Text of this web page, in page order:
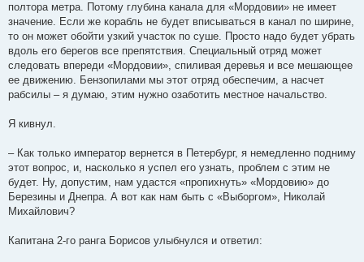
полтора метра. Потому глубина канала для «Мордовии» не имеет
значение. Если же корабль не будет вписываться в канал по ширине,
то он может обойти узкий участок по суше. Просто надо будет убрать
вдоль его берегов все препятствия. Специальный отряд может
следовать впереди «Мордовии», спиливая деревья и все мешающее
ее движению. Бензопилами мы этот отряд обеспечим, а насчет
рабсилы – я думаю, этим нужно озаботить местное начальство.
Я кивнул.
– Как только император вернется в Петербург, я немедленно подниму
этот вопрос, и, насколько я успел его узнать, проблем с этим не
будет. Ну, допустим, нам удастся «пропихнуть» «Мордовию» до
Березины и Днепра. А вот как нам быть с «Выборгом», Николай
Михайлович?
Капитана 2-го ранга Борисов улыбнулся и ответил: